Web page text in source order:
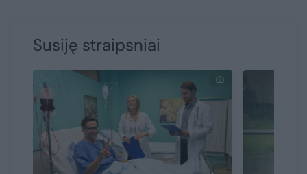
Susiję straipsniai